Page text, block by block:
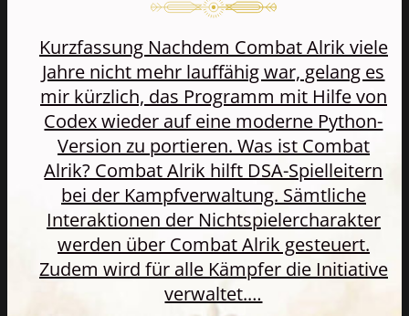
Kurzfassung Nachdem Combat Alrik viele
Jahre nicht mehr lauffähig war, gelang es
mir kürzlich, das Programm mit Hilfe von
Codex wieder auf eine moderne Python-
Version zu portieren. Was ist Combat
Alrik? Combat Alrik hilft DSA-Spielleitern
bei der Kampfverwaltung. Sämtliche
Interaktionen der Nichtspielercharakter
werden über Combat Alrik gesteuert.
Zudem wird für alle Kämpfer die Initiative
verwaltet.…